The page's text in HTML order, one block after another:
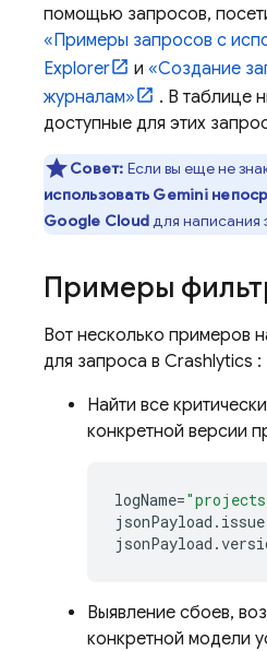
помощью запросов,
«Примеры запросов с
Explorer
и «Создание
журналам»
. В таблице
доступные для этих
Совет: Если вы еще не
использовать Gemini
Google Cloudдля написания
Примеры
Вот несколько примеров
для запроса в Crashlytics :
Найти все
конкретной версии
logName=
jsonPayload . issue
jsonPayload .
Выявление сбоев,
конкретной модели